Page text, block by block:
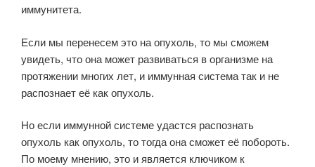
иммунитета.
Если мы перенесем это на опухоль, то мы сможем
увидеть, что она может развиваться в организме на
протяжении многих лет, и иммунная система так и не
распознает её как опухоль.
Но если иммунной системе удастся распознать
опухоль как опухоль, то тогда она сможет её побороть.
По моему мнению, это и является ключиком к